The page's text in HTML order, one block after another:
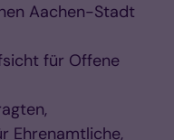
Aachen-Stadt
für Offene
Ehrenamtliche,